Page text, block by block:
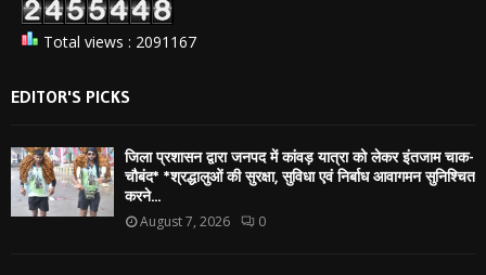
Total views : 2091167
EDITOR'S PICKS
जिला प्रशासन द्वारा जनपद में कांवड़ यात्रा को लेकर इंतजाम चाक-
चौबंद* *श्रद्धालुओं की सुरक्षा, सुविधा एवं निर्बाध आवागमन सुनिश्चित
करने...
August 7, 2026 0